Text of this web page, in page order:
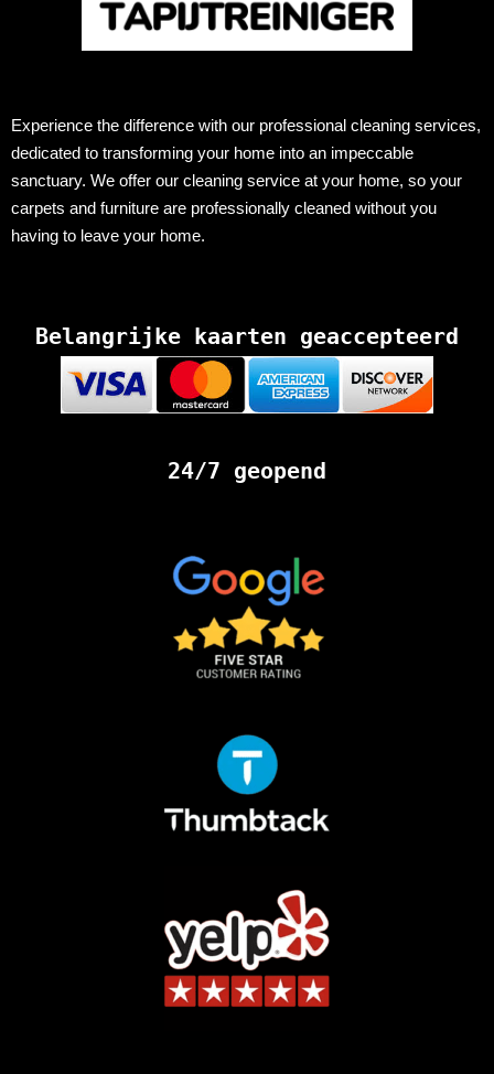
Experience the difference with our professional cleaning services,
dedicated to transforming your home into an impeccable
sanctuary. We offer our cleaning service at your home, so your
carpets and furniture are professionally cleaned without you
having to leave your home.
Belangrijke kaarten geaccepteerd
24/7 geopend